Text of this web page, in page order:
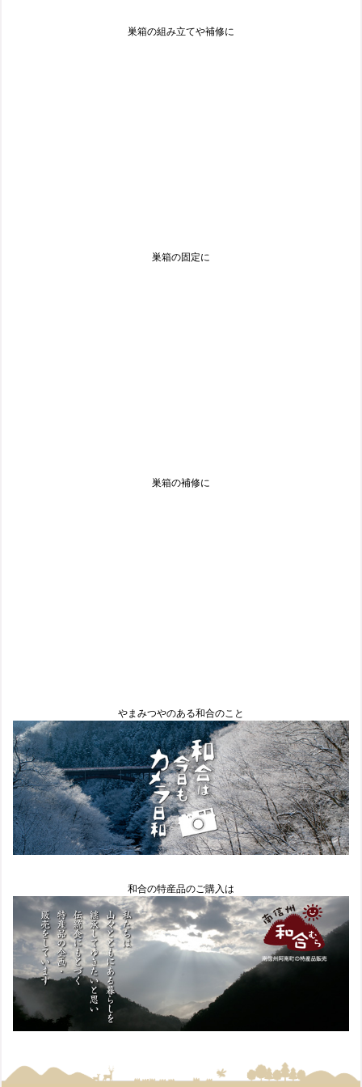
巣箱の組み立てや補修に
巣箱の固定に
巣箱の補修に
やまみつやのある和合のこと
和合の特産品のご購入は